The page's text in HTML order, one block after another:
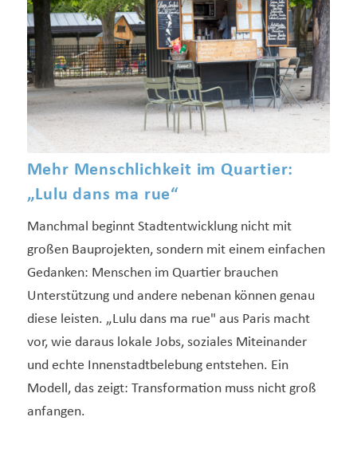
Mehr Menschlichkeit im Quartier:
„Lulu dans ma rue“
Manchmal beginnt Stadtentwicklung nicht mit
großen Bauprojekten, sondern mit einem einfachen
Gedanken: Menschen im Quartier brauchen
Unterstützung und andere nebenan können genau
diese leisten. „Lulu dans ma rue" aus Paris macht
vor, wie daraus lokale Jobs, soziales Miteinander
und echte Innenstadtbelebung entstehen. Ein
Modell, das zeigt: Transformation muss nicht groß
anfangen.